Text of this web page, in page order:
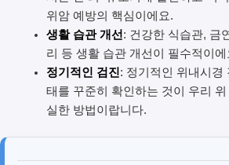
위암 예방의 핵심이에요.
생활 습관 개선: 건강한 식습관, 금
리 등 생활 습관 개선이 필수적이에
정기적인 검진: 정기적인 위내시경
태를 꾸준히 확인하는 것이 우리
실한 방법이랍니다.